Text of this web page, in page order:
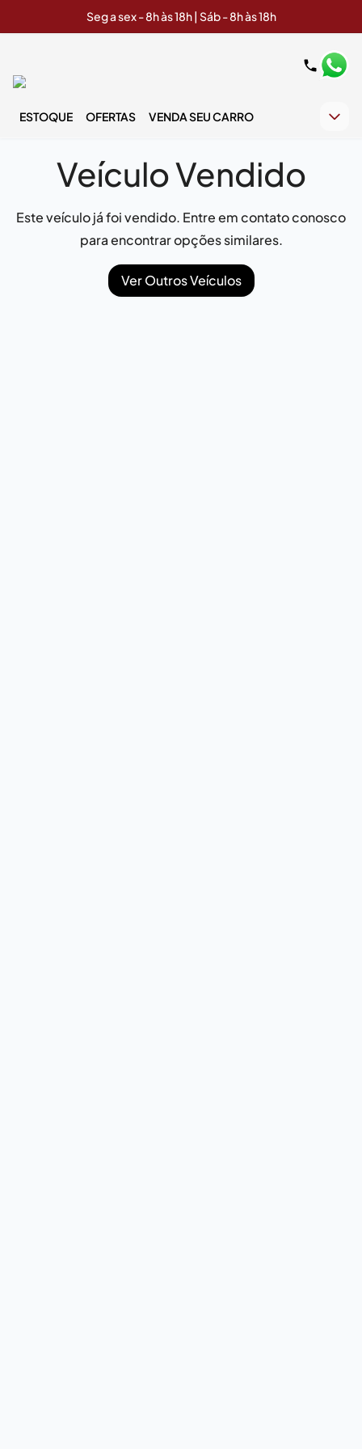
Seg a sex - 8h às 18h | Sáb - 8h às 18h
ESTOQUE OFERTAS VENDA SEU CARRO
Veículo Vendido
Este veículo já foi vendido. Entre em contato conosco
para encontrar opções similares.
Ver Outros Veículos